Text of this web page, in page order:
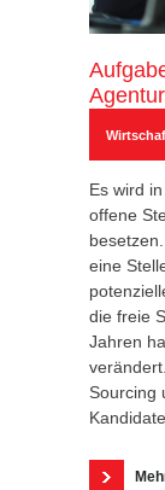
Agentur
Es wird
offene
eine
die freie
Jahren
Sourcing